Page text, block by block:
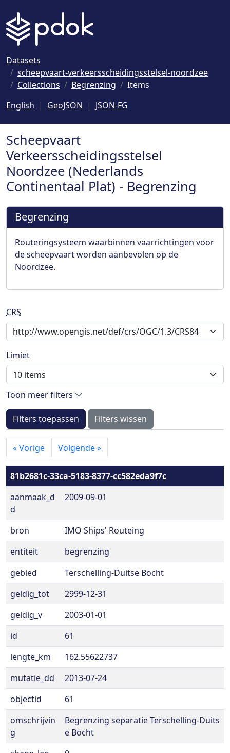
Datasets
scheepvaart-verkeersscheidingsstelsel-noordzee
Collections
Begrenzing
Items
English
GeoJSON JSON-FG
Scheepvaart
Verkeersscheidingsstelsel
Noordzee (Nederlands
Continentaal Plat) - Begrenzing
Begrenzing
Routeringsysteem waarbinnen vaarrichtingen voor
de scheepvaart worden aanbevolen op de
Noordzee.
CRS
Limiet
Toon meer filters
Filters toepassen Filters wissen
«Vorige Volgende»
81b2681c-33ca-5183-8377-cc582eda9f7c
aanmaak_d
d
2009-09-01
bron
IMO Ships' Routeing
entiteit
begrenzing
gebied
Terschelling-Duitse Bocht
geldig_tot
2999-12-31
geldig_v
2003-01-01
id
61
lengte_km
162.55622737
mutatie_dd
2013-07-24
objectid
61
omschrijvin
g
Begrenzing separatie Terschelling-Duits
e Bocht